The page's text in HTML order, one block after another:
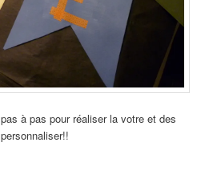
à pas pour réaliser la votre et des